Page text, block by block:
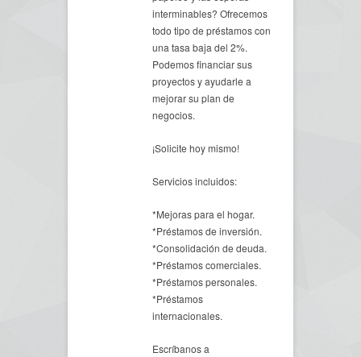
interminables? Ofrecemos
todo tipo de préstamos con
una tasa baja del 2%.
Podemos financiar sus
proyectos y ayudarle a
mejorar su plan de
negocios.
¡Solicite hoy mismo!
Servicios incluidos:
*Mejoras para el hogar.
*Préstamos de inversión.
*Consolidación de deuda.
*Préstamos comerciales.
*Préstamos personales.
*Préstamos
internacionales.
Escríbanos a